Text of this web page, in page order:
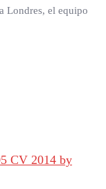
Londres, el equipo
CV 2014 by